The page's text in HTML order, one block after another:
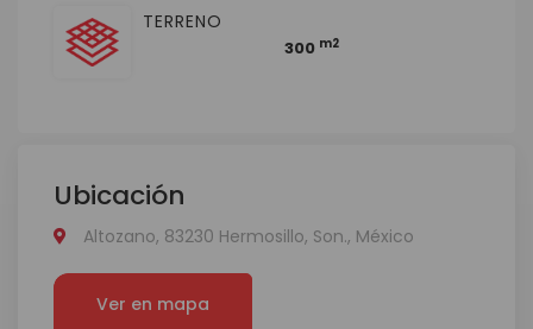
TERRENO
300 m2
Ubicación
Altozano, 83230 Hermosillo, Son., México
Ver en mapa